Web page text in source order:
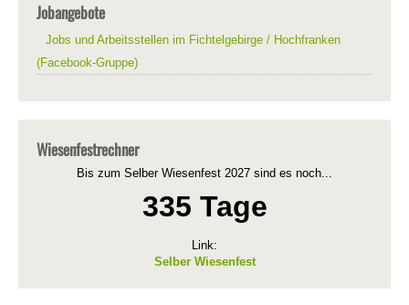
Jobangebote
Jobs und Arbeitsstellen im Fichtelgebirge / Hochfranken
(Facebook-Gruppe)
Wiesenfestrechner
Bis zum Selber Wiesenfest 2027 sind es noch...
335 Tage
Link:
Selber Wiesenfest